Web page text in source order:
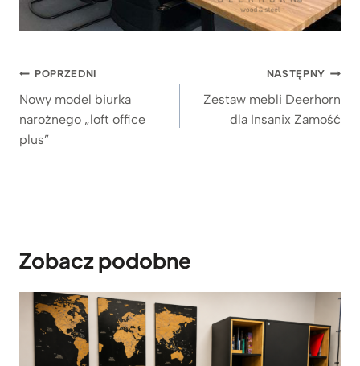
Nawigacja
wpisu
POPRZEDNI
Nowy model biurka
narożnego „loft office
plus”
NASTĘPNY
Zestaw mebli Deerhorn
dla Insanix Zamość
Zobacz podobne